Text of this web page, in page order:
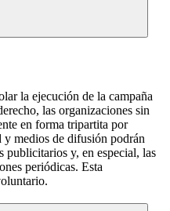
la ejecución de la campaña
las organizaciones sin
en forma tripartita por
y medios de difusión podrán
publicitarios y, en especial, las
periódicas. Esta